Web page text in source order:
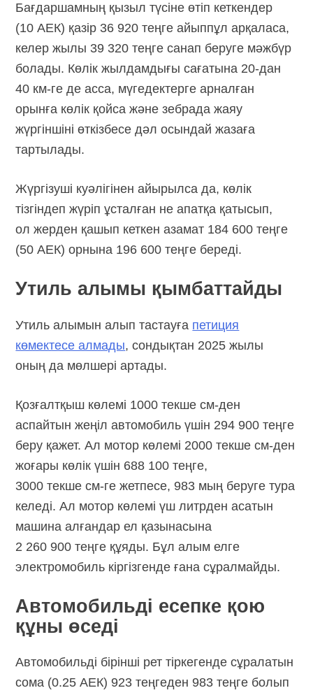
Бағдаршамның қызыл түсіне өтіп кеткендер
(10 АЕК) қазір 36 920 теңге айыппұл арқаласа,
келер жылы 39 320 теңге санап беруге мәжбүр
болады. Көлік жылдамдығы сағатына 20-дан
40 км-ге де асса, мүгедектерге арналған
орынға көлік қойса және зебрада жаяу
жүргіншіні өткізбесе дәл осындай жазаға
тартылады.
Жүргізуші куәлігінен айырылса да, көлік
тізгіндеп жүріп ұсталған не апатқа қатысып,
ол жерден қашып кеткен азамат 184 600 теңге
(50 АЕК) орнына 196 600 теңге береді.
Утиль алымы қымбаттайды
Утиль алымын алып тастауға петиция
көмектесе алмады, сондықтан 2025 жылы
оның да мөлшері артады.
Қозғалтқыш көлемі 1000 текше см-ден
аспайтын жеңіл автомобиль үшін 294 900 теңге
беру қажет. Ал мотор көлемі 2000 текше см-ден
жоғары көлік үшін 688 100 теңге,
3000 текше см-ге жетпесе, 983 мың беруге тура
келеді. Ал мотор көлемі үш литрден асатын
машина алғандар ел қазынасына
2 260 900 теңге құяды. Бұл алым елге
электромобиль кіргізгенде ғана сұралмайды.
Автомобильді есепке қою
құны өседі
Автомобильді бірінші рет тіркегенде сұралатын
сома (0.25 АЕК) 923 теңгеден 983 теңге болып